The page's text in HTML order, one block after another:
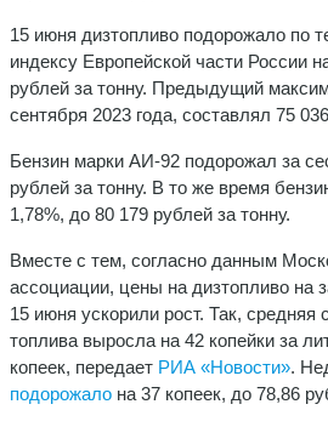
15 июня дизтопливо подорожало по
индексу Европейской части России
рублей за тонну. Предыдущий
сентября 2023 года, составлял 75
Бензин марки АИ-92 подорожал за
рублей за тонну. В то же время
1,78%, до 80 179 рублей за тонну.
Вместе с тем, согласно данным
ассоциации, цены на дизтопливо на
15 июня ускорили рост. Так, средняя
топлива выросла на 42 копейки за
копеек, передает РИА «Новости».
подорожало на 37 копеек, до 78,86